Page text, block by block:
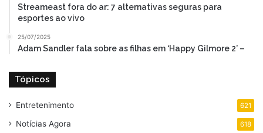
Streameast fora do ar: 7 alternativas seguras para
esportes ao vivo
25/07/2025
Adam Sandler fala sobre as filhas em ‘Happy Gilmore 2’ –
Tópicos
Entretenimento 621
Notícias Agora 618